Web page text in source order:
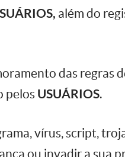
além do
das regras
pelos USUÁRIOS.
vírus, script,
ou invadir a sua